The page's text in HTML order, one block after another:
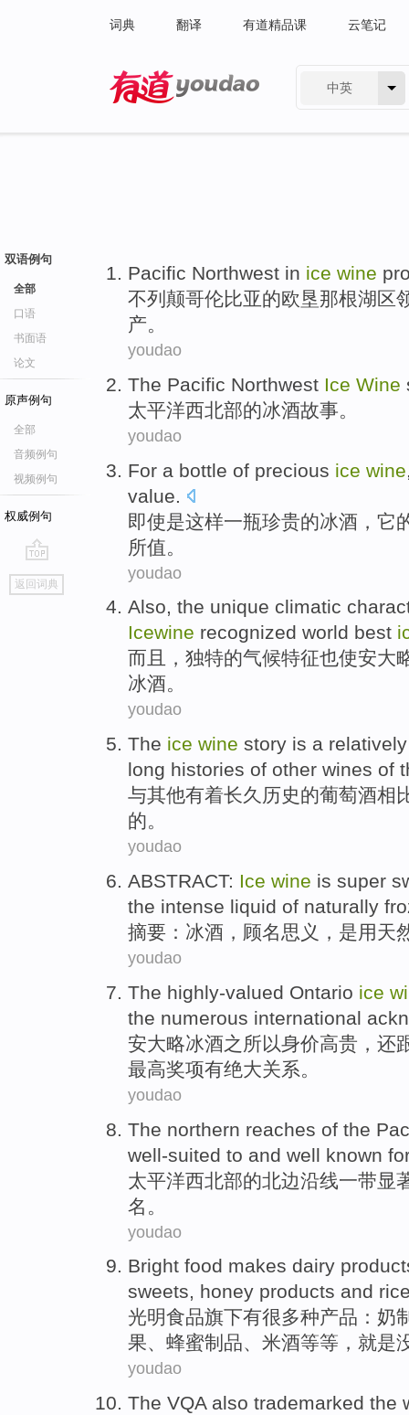
词典 翻译 有道精品课 云笔记
中英
双语例句
全部
口语
书面语
论文
原声例句
全部
音频例句
视频例句
权威例句
go
top
返回词典
Pacific Northwest in ice wine
不列颠哥伦比亚的欧垦那根湖区
产。
youdao
The Pacific Northwest Ice Wine
太平洋西北部的冰酒故事。
youdao
For a bottle of precious ice wine
value
即使是这样一瓶珍贵的冰酒 ，它
所值。
youdao
Also, the unique climatic
Icewine recognized world best
而且
，独特的气候特征也使安大
冰酒。
youdao
The ice wine story is a
long histories of other wines of
与其他有着长久 历史的葡萄酒相
的。
youdao
ABSTRACT: Ice wine is super
the intense liquid of naturally
摘要 ： 冰酒 ，顾名思义， 是用天
youdao
The highly-valued Ontario ice
the numerous international
安大略冰酒之所以身价高贵，还
最高奖项有绝大关系。
youdao
The northern reaches of the
well-suited to and well known
太平洋西北部的北边沿线一带显
名 。
youdao
Bright food makes dairy
sweets, honey products and
光明食品旗下有很多种产品 ：奶
果、 蜂蜜制品、 米酒等等，就是
youdao
The VQA also trademarked the